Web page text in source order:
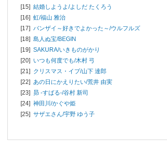
[15] 結婚しようよ/よしだ たくろう
[16] 虹/福山 雅治
[17] バンザイ～好きでよかった～/ウルフルズ
[18] 島人ぬ宝/BEGIN
[19] SAKURA/いきものがかり
[20] いつも何度でも/木村 弓
[21] クリスマス・イブ/山下 達郎
[22] あの日にかえりたい/荒井 由実
[23] 昴 -すばる-/谷村 新司
[24] 神田川/かぐや姫
[25] サザエさん/宇野 ゆう子